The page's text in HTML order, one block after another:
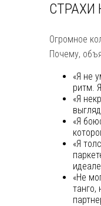
Огромное
Почему,
«Я не
ритм.
«Я
«Я
«Я
«Не
танго,